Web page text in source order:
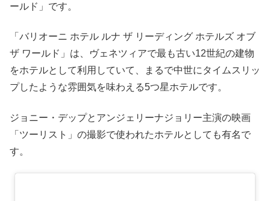
ールド」です。
「バリオーニ ホテル ルナ ザ リーディング ホテルズ オブ
ザ ワールド」は、ヴェネツィアで最も古い12世紀の建物
をホテルとして利用していて、まるで中世にタイムスリッ
プしたような雰囲気を味わえる5つ星ホテルです。
ジョニー・デップとアンジェリーナジョリー主演の映画
「ツーリスト」の撮影で使われたホテルとしても有名で
す。